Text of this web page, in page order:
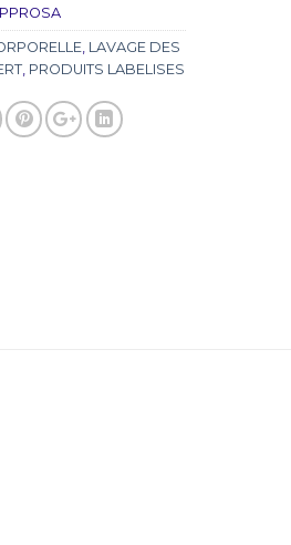
, LAVAGE DES
, PRODUITS LABELISES